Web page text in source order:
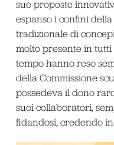
sue proposte
espanso i confini
tradizionale di
molto presente in
tempo hanno reso
della Commissione
possedeva il dono
suoi collaboratori,
fidandosi, credendo